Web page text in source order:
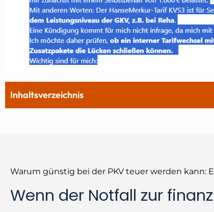
Inhaltsverzeichnis
Warum günstig bei der PKV teuer werden kann:
Wenn der Notfall zur